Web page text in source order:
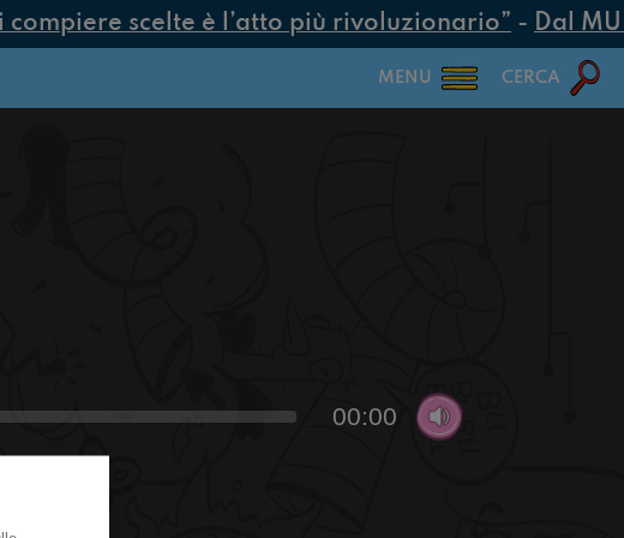
scelte è l’atto più rivoluzionario”- Dal
MENU CERCA
00:00